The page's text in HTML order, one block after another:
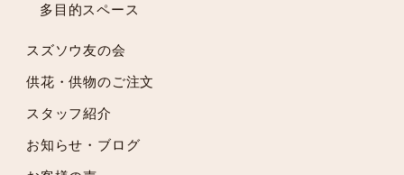
2021年8月
2021年7月
2021年5月
2021年4月
2021年3月
多目的スペース
スズソウ友の会
供花・供物のご注文
スタッフ紹介
お知らせ・ブログ